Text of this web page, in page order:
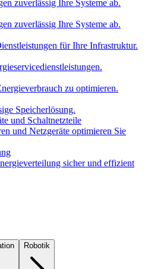
zuverlässig Ihre Systeme ab.
zuverlässig Ihre Systeme ab.
für Ihre Infrastruktur.
zu optimieren.
Speicherlösung.
und Schaltnetzteile
und Netzgeräte optimieren Sie
sicher und effizient
Robotik